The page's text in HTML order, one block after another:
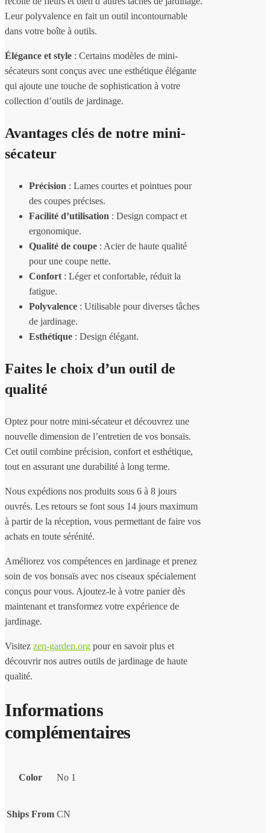
Leur polyvalence en fait un outil incontournable
dans votre boîte à outils.
Élégance et style : Certains modèles de mini-
sécateurs sont conçus avec une esthétique élégante
qui ajoute une touche de sophistication à votre
collection d’outils de jardinage.
Avantages clés de notre mini-
sécateur
Précision : Lames courtes et pointues pour
des coupes précises.
Facilité d’utilisation : Design compact et
ergonomique.
Qualité de coupe : Acier de haute qualité
pour une coupe nette.
Confort : Léger et confortable, réduit la
fatigue.
Polyvalence : Utilisable pour diverses tâches
de jardinage.
Esthétique : Design élégant.
Faites le choix d’un outil de
qualité
Optez pour notre mini-sécateur et découvrez une
nouvelle dimension de l’entretien de vos bonsaïs.
Cet outil combine précision, confort et esthétique,
tout en assurant une durabilité à long terme.
Nous expédions nos produits sous 6 à 8 jours
ouvrés. Les retours se font sous 14 jours maximum
à partir de la réception, vous permettant de faire vos
achats en toute sérénité.
Améliorez vos compétences en jardinage et prenez
soin de vos bonsaïs avec nos ciseaux spécialement
conçus pour vous. Ajoutez-le à votre panier dès
maintenant et transformez votre expérience de
jardinage.
Visitez zen-garden.org pour en savoir plus et
découvrir nos autres outils de jardinage de haute
qualité.
Informations
complémentaires
Color No 1
Ships From CN